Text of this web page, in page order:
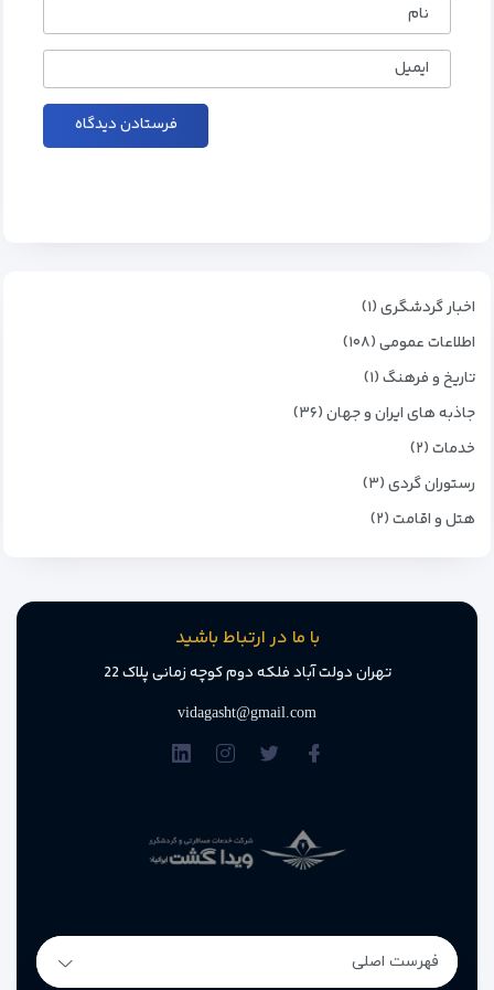
نام
ایمیل
اخبار گردشگری (۱)
اطلاعات عمومی (۱۰۸)
تاریخ و فرهنگ (۱)
جاذبه های ایران و جهان (۳۶)
خدمات (۲)
رستوران گردی (۳)
هتل و اقامت (۲)
با ما در ارتباط باشید
تهران دولت آباد فلکه دوم کوچه زمانی پلاک 22
vidagasht@gmail.com
فهرست اصلی